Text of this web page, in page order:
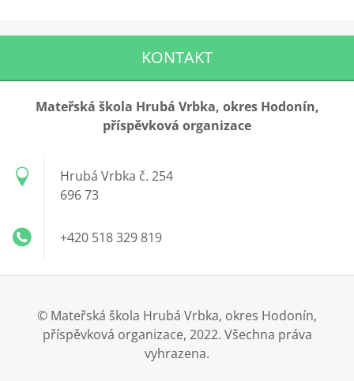
KONTAKT
Mateřská škola Hrubá Vrbka, okres Hodonín,
příspěvková organizace
Hrubá Vrbka č. 254
696 73
+420 518 329 819
© Mateřská škola Hrubá Vrbka, okres Hodonín,
příspěvková organizace, 2022. Všechna práva
vyhrazena.